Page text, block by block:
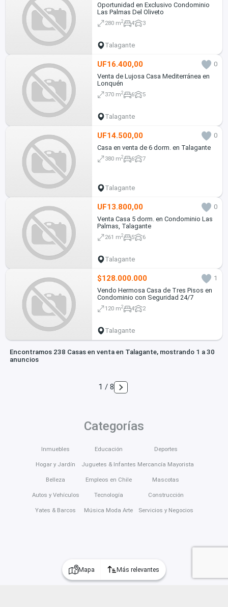
Mapa Más relevantes
Oportunidad en Exclusivo Condominio
Las Palmas Del Oliveto
280 m2 4 3
Talagante
UF16.400,00
0
Venta de Lujosa Casa Mediterránea en
Lonquén
370 m2 6 5
Talagante
UF14.500,00
0
Casa en venta de 6 dorm. en Talagante
380 m2 6 7
Talagante
UF13.800,00
0
Venta Casa 5 dorm. en Condominio Las
Palmas, Talagante
261 m2 5 6
Talagante
$128.000.000
1
Vendo Hermosa Casa de Tres Pisos en
Condominio con Seguridad 24/7
120 m2 4 2
Talagante
Encontramos 238 Casas en venta en Talagante, mostrando 1 a 30
anuncios
1 / 8
Categorías
Inmuebles
Hogar y Jardín
Belleza
Autos y Vehículos
Yates & Barcos
Educación
Juguetes & Infantes
Empleos en Chile
Tecnología
Música Moda Arte
Deportes
Mercancía Mayorista
Mascotas
Construcción
Servicios y Negocios